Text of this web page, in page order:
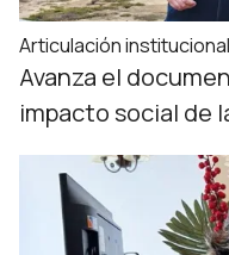
Articulación institucional
Avanza el
impacto social de